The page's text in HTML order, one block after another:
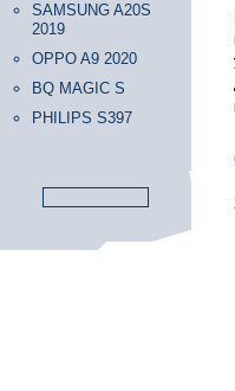
SAMSUNG A20S
2019
OPPO A9 2020
BQ MAGIC S
PHILIPS S397